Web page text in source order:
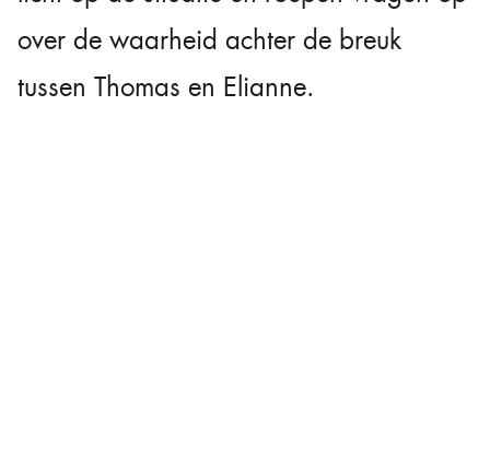
over de waarheid achter de breuk
tussen Thomas en Elianne.